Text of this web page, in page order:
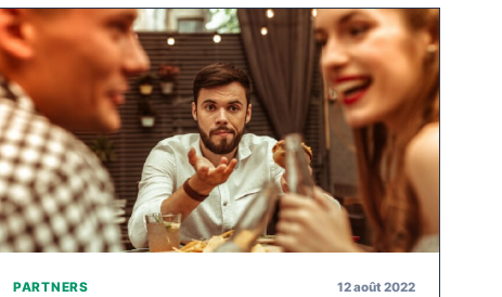
PARTNERS 12 août 2022